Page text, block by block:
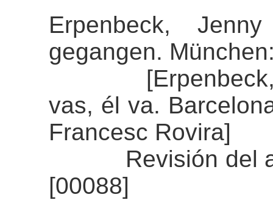
Erpenbeck,
gegangen.
[Erpenbeck,
vas, él va.
Francesc Rovira]
Revisión del
[00088]